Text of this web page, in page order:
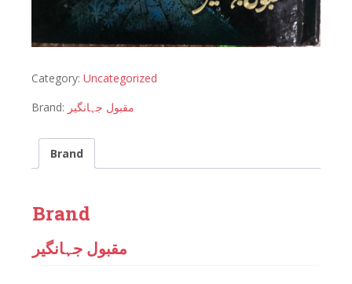
Category: Uncategorized
Brand: مقبول جہانگیر
Brand
Brand
مقبول جہانگیر